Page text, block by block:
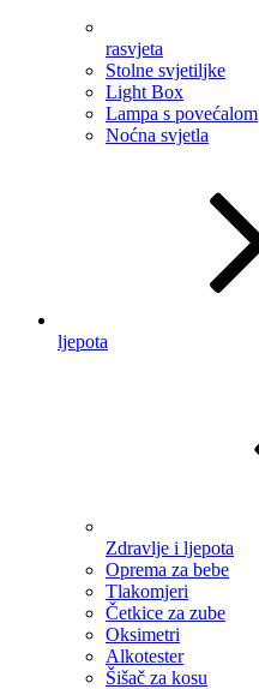
rasvjeta
Stolne svjetiljke
Light Box
Lampa s povećalom
Noćna svjetla
ljepota
Zdravlje i ljepota
Oprema za bebe
Tlakomjeri
Četkice za zube
Oksimetri
Alkotester
Šišač za kosu